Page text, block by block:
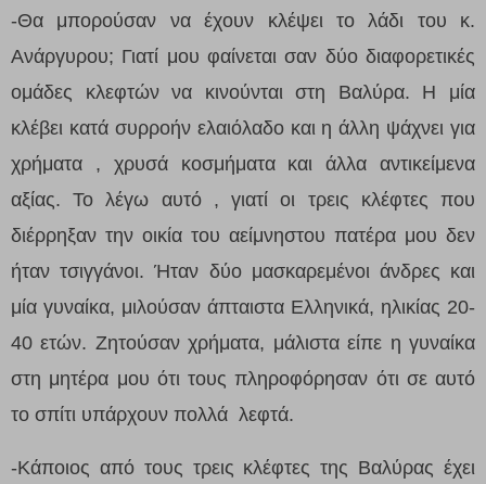
-Θα μπορούσαν να έχουν κλέψει το λάδι του κ.
Ανάργυρου; Γιατί μου φαίνεται σαν δύο διαφορετικές
ομάδες κλεφτών να κινούνται στη Βαλύρα. Η μία
κλέβει κατά συρροήν ελαιόλαδο και η άλλη ψάχνει για
χρήματα , χρυσά κοσμήματα και άλλα αντικείμενα
αξίας. Το λέγω αυτό , γιατί οι τρεις κλέφτες που
διέρρηξαν την οικία του αείμνηστου πατέρα μου δεν
ήταν τσιγγάνοι. Ήταν δύο μασκαρεμένοι άνδρες και
μία γυναίκα, μιλούσαν άπταιστα Ελληνικά, ηλικίας 20-
40 ετών. Ζητούσαν χρήματα, μάλιστα είπε η γυναίκα
στη μητέρα μου ότι τους πληροφόρησαν ότι σε αυτό
το σπίτι υπάρχουν πολλά λεφτά.
-Κάποιος από τους τρεις κλέφτες της Βαλύρας έχει